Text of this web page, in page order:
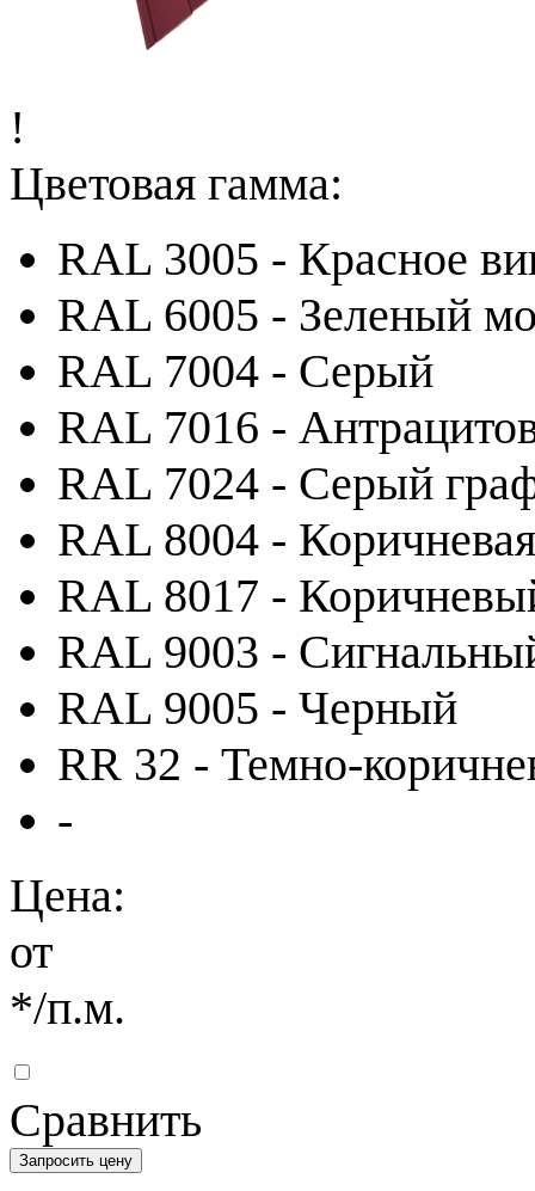
!
Цветовая гамма:
RAL 3005 - Красное
RAL 6005 - Зеленый
RAL 7004 - Серый
RAL 7016 -
RAL 7024 - Серый
RAL 8004 -
RAL 8017 -
RAL 9003 -
RAL 9005 - Черный
RR 32 - Темно-
-
Цена:
от
*/п.м.
Сравнить
Запросить цену